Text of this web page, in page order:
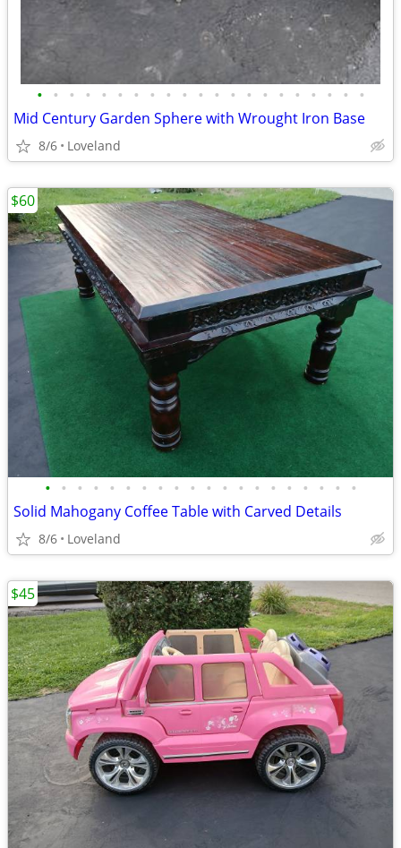
• • • • • • • • • • • • • • • • • • • • •
Mid Century Garden Sphere with Wrought Iron Base
8/6 Loveland
• • • • • • • • • • • • • • • • • • • •
Solid Mahogany Coffee Table with Carved Details
8/6 Loveland
$60
$45